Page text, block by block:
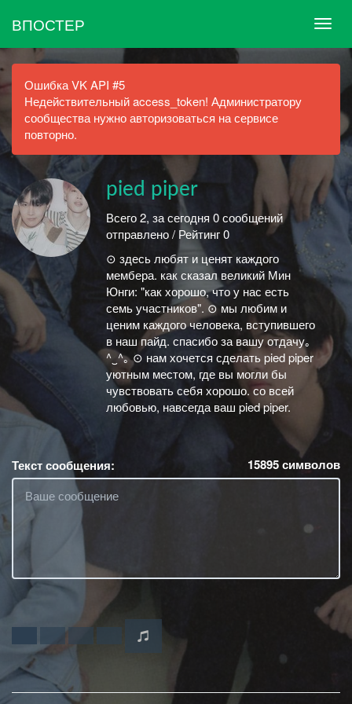
ВПОСТЕР
Ошибка VK API #5
Недействительный access_token! Администратору
сообщества нужно авторизоваться на сервисе
повторно.
pied piper
Всего 2, за сегодня 0 сообщений
отправлено / Рейтинг 0
⊙ здесь любят и ценят каждого
мембера. как сказал великий Мин
Юнги: "как хорошо, что у нас есть
семь участников". ⊙ мы любим и
ценим каждого человека, вступившего
в наш пайд. спасибо за вашу отдачу｡
^‿^｡ ⊙ нам хочется сделать pied piper
уютным местом, где вы могли бы
чувствовать себя хорошо. со всей
любовью, навсегда ваш pied piper.
Текст сообщения: 15895символов